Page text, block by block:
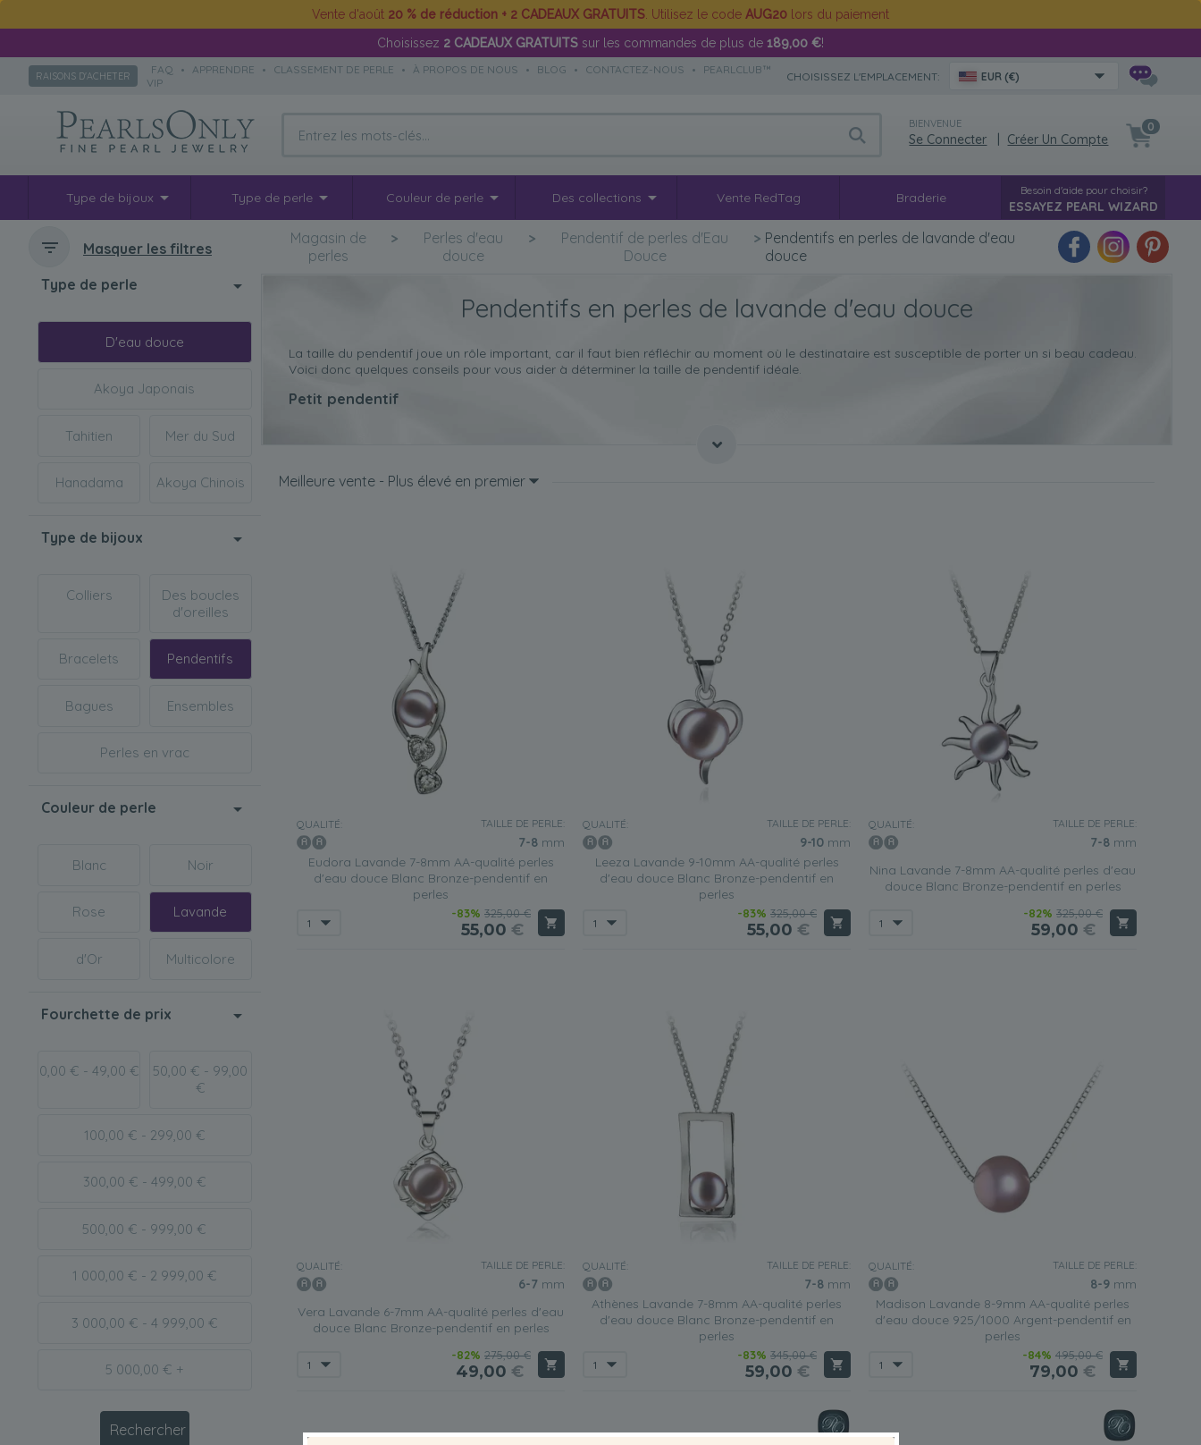
Vente d'août 20 % de réduction + 2 CADEAUX GRATUITS . Utilisez le code AUG20 lors du paiement
Choisissez 2 CADEAUX GRATUITS sur les commandes de plus de 189,00 €!
RAISONS D'ACHETER FAQ • APPRENDRE • CLASSEMENT DE PERLE • À PROPOS DE NOUS • BLOG • CONTACTEZ-NOUS •
PEARLCLUB™
VIP
CHOISISSEZ L'EMPLACEMENT: EUR (€)
BIENVENUE
Se Connecter Créer Un Compte
0
Type de bijoux Type de perle Couleur de perle Des collections Vente RedTag Braderie Besoin d'aide pour choisir?
ESSAYEZ PEARL WIZARD
Type de perle
D'eau douce
Akoya Japonais
Tahitien Mer du Sud
Hanadama Akoya Chinois
Type de bijoux
Colliers
Des boucles
d'oreilles
Bracelets Pendentifs
Bagues Ensembles
Perles en vrac
Couleur de perle
Blanc Noir
Rose Lavande
d'Or Multicolore
Fourchette de prix
0,00 € - 49,00 €
50,00 € - 99,00
€
100,00 € - 299,00 €
300,00 € - 499,00 €
500,00 € - 999,00 €
1 000,00 € - 2 999,00 €
3 000,00 € - 4 999,00 €
5 000,00 € +
Masquer les filtres
Magasin de
perles
>
Perles d'eau
douce
>
Pendentif de perles d'Eau
Douce
> Pendentifs en perles de lavande d'eau
douce
Pendentifs en perles de lavande d'eau douce
La taille du pendentif joue un rôle important, car il faut bien réfléchir au moment où le destinataire est susceptible de porter un si beau cadeau.
Voici donc quelques conseils pour vous aider à déterminer la taille de pendentif idéale.
Petit pendentif
leurs délicates chaînes légères, ils s'accorderont aussi bien avec une tenue décontractée, formelle ou semi-formelle.
Si votre femme, fiancé ou petite amie aime porter des hauts avec des décolletés simples, un tel pendentif lui sera magnifique.
Quelle que soit la taille choisie, veillez à ce que
le pendentif en perles d'eau douce lavande,
quel que soit son style, ne détonne pas avec la tenue
de votre partenaire. Si vous n'avez jamais acheté ce type de pendentif, il est préférable d'opter pour un modèle plus simple.
Meilleure vente - Plus élevé en premier
QUALITÉ: TAILLE DE PERLE:
7-8 mm
Eudora Lavande 7-8mm AA-qualité perles
d'eau douce Blanc Bronze-pendentif en
perles
-83% 325,00 €
55,00 €
QUALITÉ: TAILLE DE PERLE:
9-10 mm
Leeza Lavande 9-10mm AA-qualité perles
d'eau douce Blanc Bronze-pendentif en
perles
-83% 325,00 €
55,00 €
QUALITÉ: TAILLE DE PERLE:
7-8 mm
Nina Lavande 7-8mm AA-qualité perles d'eau
douce Blanc Bronze-pendentif en perles
-82% 325,00 €
59,00 €
QUALITÉ: TAILLE DE PERLE:
6-7 mm
Vera Lavande 6-7mm AA-qualité perles d'eau
douce Blanc Bronze-pendentif en perles
-82% 275,00 €
49,00 €
QUALITÉ: TAILLE DE PERLE:
7-8 mm
Athènes Lavande 7-8mm AA-qualité perles
d'eau douce Blanc Bronze-pendentif en
perles
-83% 345,00 €
59,00 €
QUALITÉ: TAILLE DE PERLE:
8-9 mm
Madison Lavande 8-9mm AA-qualité perles
d'eau douce 925/1000 Argent-pendentif en
perles
-84% 495,00 €
79,00 €